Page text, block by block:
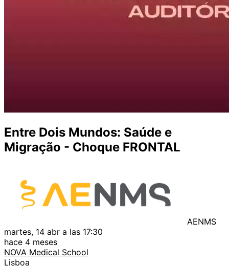
Entre Dois Mundos: Saúde e
Migração - Choque FRONTAL
AENMS
martes, 14 abr a las 17:30
hace 4 meses
NOVA Medical School
Lisboa